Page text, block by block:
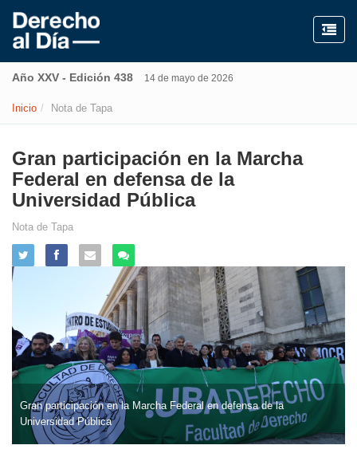
Año XXV - Edición 438 14 de mayo de 2026
Inicio Nota de Tapa
Gran participación en la Marcha
Federal en defensa de la
Universidad Pública
Nota de Tapa
Gran participación en la Marcha Federal en defensa de la
Universidad Pública